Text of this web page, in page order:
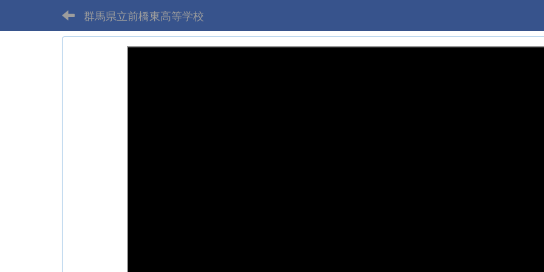
群馬県立前橋東高等学校